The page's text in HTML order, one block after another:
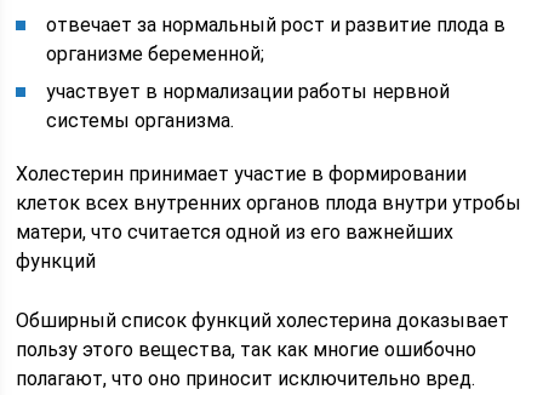
отвечает за нормальный рост и развитие плода в
организме беременной;
участвует в нормализации работы нервной
системы организма.
Холестерин принимает участие в формировании
клеток всех внутренних органов плода внутри утробы
матери, что считается одной из его важнейших
функций
Обширный список функций холестерина доказывает
пользу этого вещества, так как многие ошибочно
полагают, что оно приносит исключительно вред.